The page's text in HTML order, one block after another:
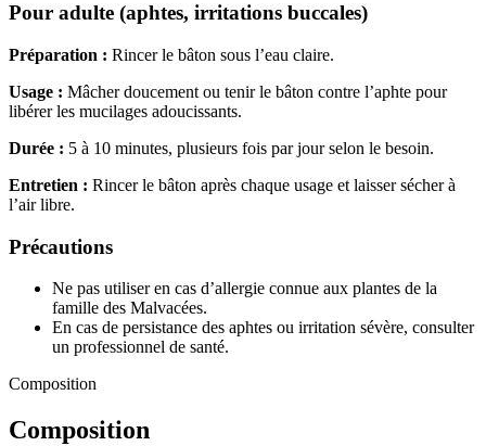
Pour adulte (aphtes, irritations buccales)
Préparation : Rincer le bâton sous l’eau claire.
Usage : Mâcher doucement ou tenir le bâton contre l’aphte pour
libérer les mucilages adoucissants.
Durée : 5 à 10 minutes, plusieurs fois par jour selon le besoin.
Entretien : Rincer le bâton après chaque usage et laisser sécher à
l’air libre.
Précautions
Ne pas utiliser en cas d’allergie connue aux plantes de la
famille des Malvacées.
En cas de persistance des aphtes ou irritation sévère, consulter
un professionnel de santé.
Composition
Composition